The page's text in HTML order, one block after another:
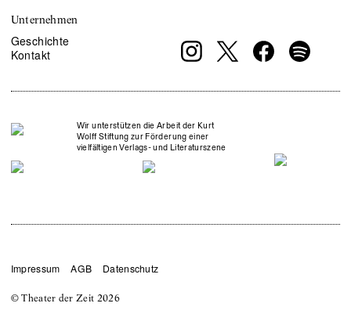
Unternehmen
Geschichte
Kontakt
Wir unterstützen die Arbeit der Kurt
Wolff Stiftung zur Förderung einer
vielfältigen Verlags- und Literaturszene
© Theater der Zeit 2026
Impressum AGB Datenschutz